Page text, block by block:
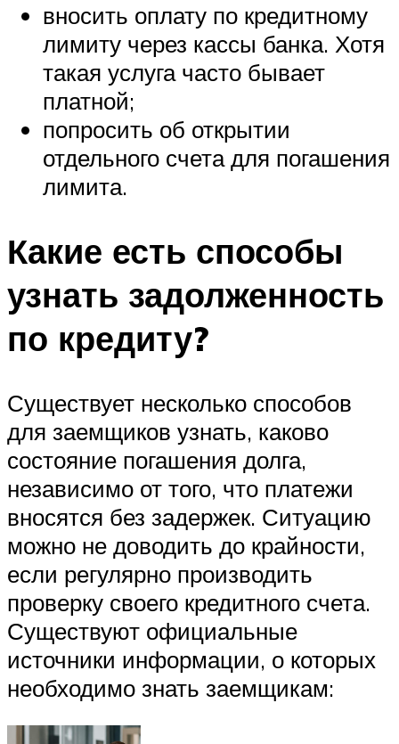
вносить оплату по кредитному
лимиту через кассы банка. Хотя
такая услуга часто бывает
платной;
попросить об открытии
отдельного счета для погашения
лимита.
Какие есть способы
узнать задолженность
по кредиту?
Существует несколько способов
для заемщиков узнать, каково
состояние погашения долга,
независимо от того, что платежи
вносятся без задержек. Ситуацию
можно не доводить до крайности,
если регулярно производить
проверку своего кредитного счета.
Существуют официальные
источники информации, о которых
необходимо знать заемщикам: